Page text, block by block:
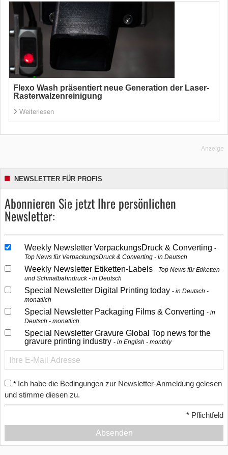
Flexo Wash präsentiert neue Generation der Laser-
Rasterwalzenreinigung
Weiterlesen
Anzeige
NEWSLETTER FÜR PROFIS
Abonnieren Sie jetzt Ihre persönlichen
Newsletter:
Weekly Newsletter VerpackungsDruck & Converting
Top News für VerpackungsDruck & Converting - in Deutsch
Weekly Newsletter Etiketten-Labels
Top News für Etiketten-
und Schmalbahndruck - in Deutsch
Special Newsletter Digital Printing today
in Deutsch -
monatlich
Special Newsletter Packaging Films & Converting
in
Deutsch - monatlich
Special Newsletter Gravure Global Top news for the
gravure printing industry
in English - monthly
* Ich habe die Bedingungen zur Newsletter-Anmeldung gelesen
und stimme diesen zu.
* Pflichtfeld
Absenden